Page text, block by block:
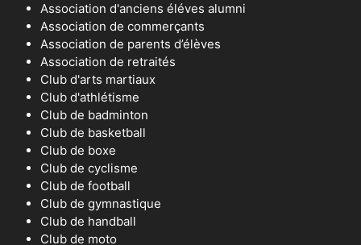
Association d'anciens éléves alumni
Association de commerçants
Association de parents d’élèves
Association de retraités
Club d'arts martiaux
Club d'athlétisme
Club de badminton
Club de basketball
Club de boxe
Club de cyclisme
Club de football
Club de gymnastique
Club de handball
Club de moto